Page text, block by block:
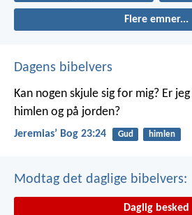
Flere emner...
Dagens bibelvers
Kan nogen skjule sig for mig? Er
himlen og på jorden?
Jeremiasʼ Bog 23:24 Gud himlen
Modtag det daglige bibelvers:
Daglig besked